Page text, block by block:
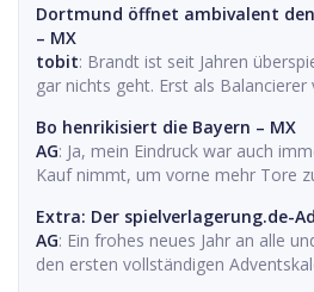
Dortmund öffnet ambivalent
– MX
tobit: Brandt ist seit Jahren
gar nichts geht. Erst als Balancierer
Bo henrikisiert die Bayern – MX
AG: Ja, mein Eindruck war auch
Kauf nimmt, um vorne mehr Tore
Extra: Der spielverlagerung.de-
AG: Ein frohes neues Jahr an alle
den ersten vollständigen